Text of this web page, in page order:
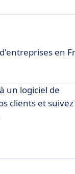
en
un logiciel de
clients et suivez